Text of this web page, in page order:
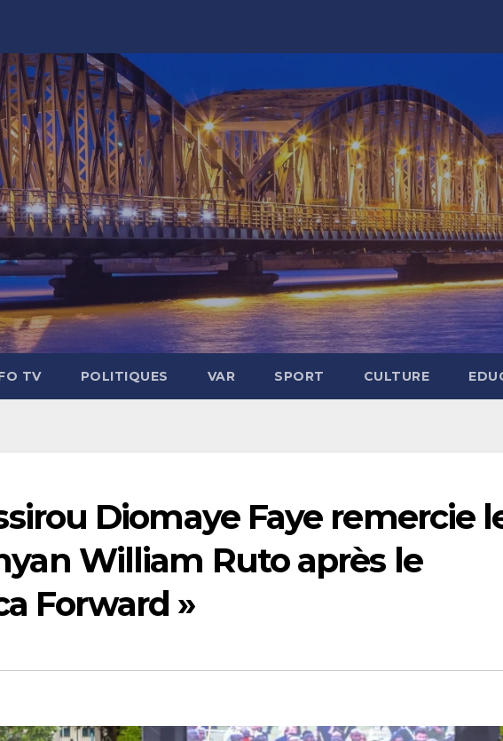
TV POLITIQUES VAR SPORT CULTURE
Diomaye Faye remercie
William Ruto après le
Forward »